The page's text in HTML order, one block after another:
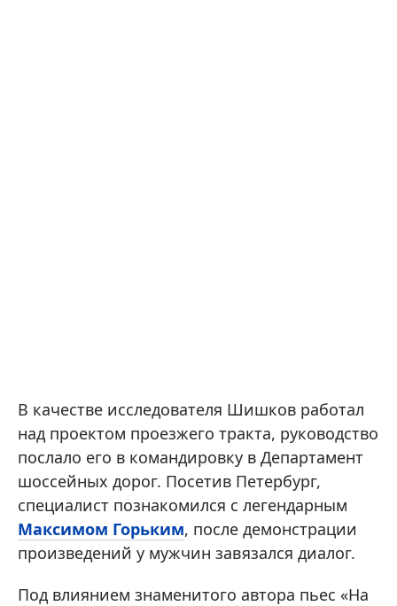
В качестве исследователя Шишков работал
над проектом проезжего тракта, руководство
послало его в командировку в Департамент
шоссейных дорог. Посетив Петербург,
специалист познакомился с легендарным
Максимом Горьким, после демонстрации
произведений у мужчин завязался диалог.
Под влиянием знаменитого автора пьес «На